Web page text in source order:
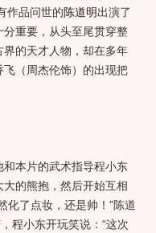
作品问世的陈道明出演了
重要，从头至尾贯穿整
的天才人物，却在多年
（周杰伦饰）的出现把
本片的武术指导程小东
的熊抱，然后开始互相
化了点妆，还是帅！”陈道
程小东开玩笑说：“这次